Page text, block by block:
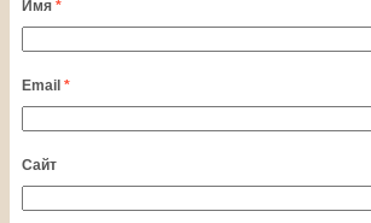
Имя *
Email *
Сайт